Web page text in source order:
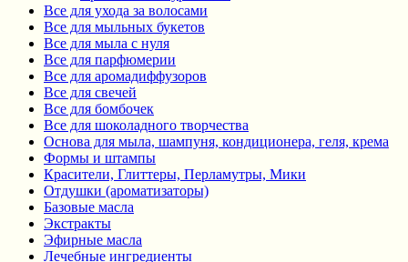
Все для ухода за волосами
Все для мыльных букетов
Все для мыла с нуля
Все для парфюмерии
Все для аромадиффузоров
Все для свечей
Все для бомбочек
Все для шоколадного творчества
Основа для мыла, шампуня, кондиционера, геля, крема
Формы и штампы
Красители, Глиттеры, Перламутры, Мики
Отдушки (ароматизаторы)
Базовые масла
Экстракты
Эфирные масла
Лечебные ингредиенты